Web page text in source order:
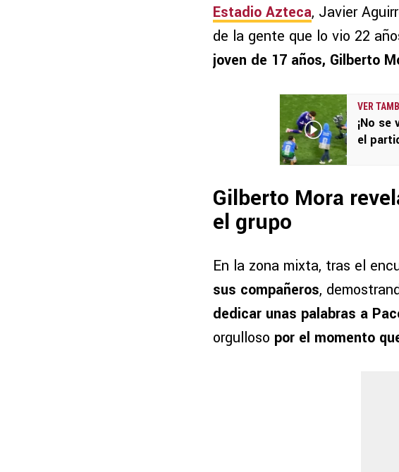
Estadio Azteca, Javier
de la gente que lo vio 22
joven de 17 años, Gilberto
VER
¡No
el
Gilberto Mora
el grupo
En la zona mixta, tras el
sus compañeros,
dedicar unas palabras a
orgulloso por el momento